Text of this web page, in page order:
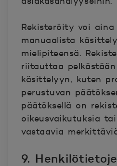
Rekisteröity voi
manuaalista
mielipiteensä.
riitauttaa
käsittelyyn, kuten
perustuvan
päätöksellä on
oikeusvaikutuksia
vastaavia
9.